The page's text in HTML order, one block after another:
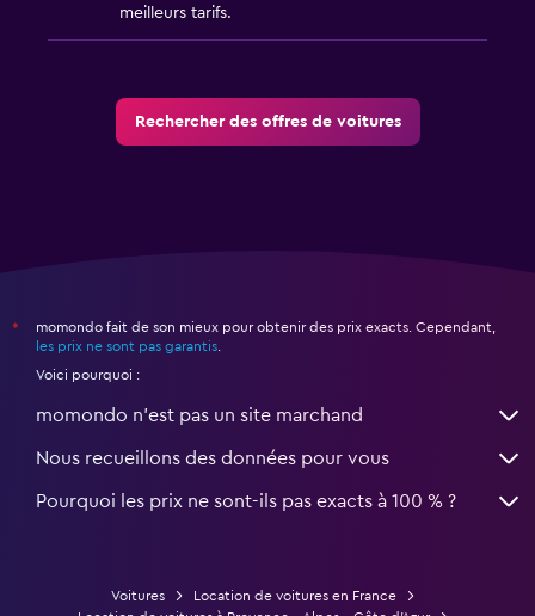
meilleurs tarifs.
Rechercher des offres de voitures
*
momondo fait de son mieux pour obtenir des prix exacts. Cependant,
les prix ne sont pas garantis
Voici pourquoi :
momondo n'est pas un site marchand
Nous recueillons des données pour vous
Pourquoi les prix ne sont-ils pas exacts à 100 % ?
Voitures
Location de voitures en France